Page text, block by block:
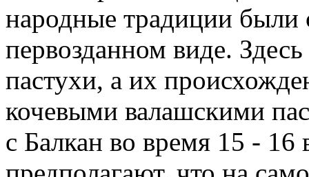
народные традиции были
первозданном виде.
пастухи, а их
кочевыми валашскими
с Балкан во время 15 - 16